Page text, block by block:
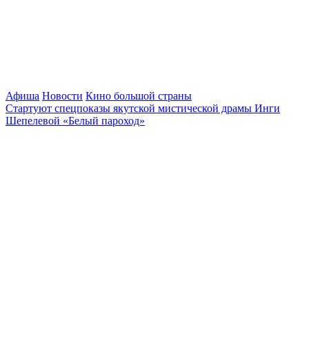
Афиша Новости Кино большой страны
Стартуют спецпоказы якутской мистической драмы Инги
Шепелевой «Белый пароход»